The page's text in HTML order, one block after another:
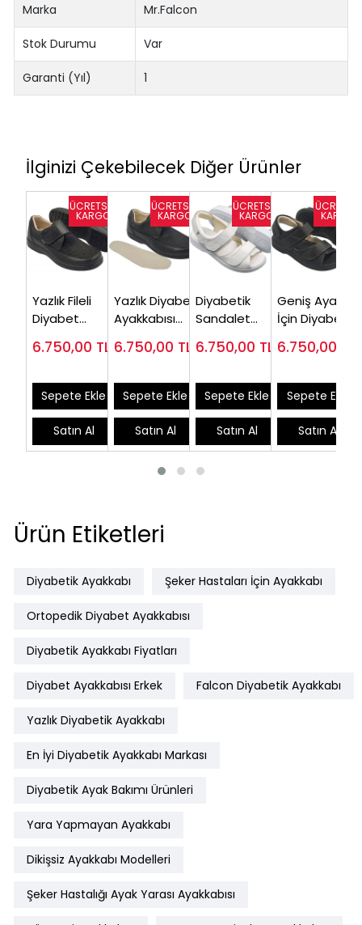
Marka Mr.Falcon
Stok Durumu Var
Garanti (Yıl) 1
İlginizi Çekebilecek Diğer Ürünler
Yazlık Fileli
Diyabet
Erkek Siyah
Çok Satan)
6.750,00 TL
Sepete Ekle
Satın Al
Yazlık Diyabet
Ayakkabısı
ODY52S
6.750,00 TL
Sepete Ekle
Satın Al
Diyabetik
Sandalet
ODS110B
6.750,00 TL
Sepete Ekle
Satın Al
Geniş Ayaklar
İçin Diyabet
Erkek ODS110S
6.750,00
Sepete Ekle
Satın Al
Ürün Etiketleri
Diyabetik Ayakkabı Şeker Hastaları İçin Ayakkabı
Ortopedik Diyabet Ayakkabısı
Diyabetik Ayakkabı Fiyatları
Diyabet Ayakkabısı Erkek Falcon Diyabetik Ayakkabı
Yazlık Diyabetik Ayakkabı
En İyi Diyabetik Ayakkabı Markası
Diyabetik Ayak Bakımı Ürünleri
Yara Yapmayan Ayakkabı
Dikişsiz Ayakkabı Modelleri
Şeker Hastalığı Ayak Yarası Ayakkabısı